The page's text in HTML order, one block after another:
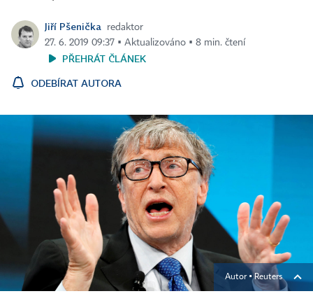
Jiří Pšenička
redaktor
27. 6. 2019 09:37 ▪ Aktualizováno ▪ 8 min. čtení
PŘEHRÁT ČLÁNEK
ODEBÍRAT AUTORA
Autor ▪ Reuters